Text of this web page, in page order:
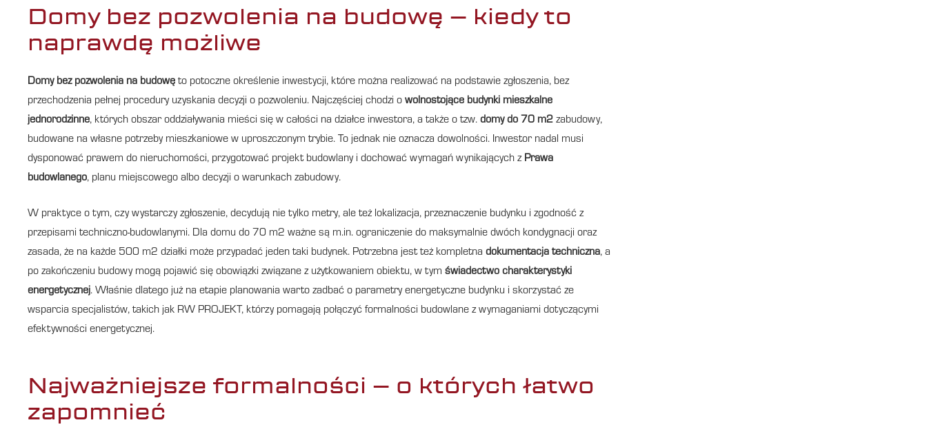
Domy bez pozwolenia na budowę – kiedy to
naprawdę możliwe
Domy bez pozwolenia na budowę to potoczne określenie inwestycji, które można realizować na podstawie zgłoszenia, bez
przechodzenia pełnej procedury uzyskania decyzji o pozwoleniu. Najczęściej chodzi o wolnostojące budynki mieszkalne
jednorodzinne, których obszar oddziaływania mieści się w całości na działce inwestora, a także o tzw. domy do 70 m2 zabudowy,
budowane na własne potrzeby mieszkaniowe w uproszczonym trybie. To jednak nie oznacza dowolności. Inwestor nadal musi
dysponować prawem do nieruchomości, przygotować projekt budowlany i dochować wymagań wynikających z Prawa
budowlanego, planu miejscowego albo decyzji o warunkach zabudowy.
W praktyce o tym, czy wystarczy zgłoszenie, decydują nie tylko metry, ale też lokalizacja, przeznaczenie budynku i zgodność z
przepisami techniczno-budowlanymi. Dla domu do 70 m2 ważne są m.in. ograniczenie do maksymalnie dwóch kondygnacji oraz
zasada, że na każde 500 m2 działki może przypadać jeden taki budynek. Potrzebna jest też kompletna dokumentacja techniczna, a
po zakończeniu budowy mogą pojawić się obowiązki związane z użytkowaniem obiektu, w tym świadectwo charakterystyki
energetycznej. Właśnie dlatego już na etapie planowania warto zadbać o parametry energetyczne budynku i skorzystać ze
wsparcia specjalistów, takich jak RW PROJEKT, którzy pomagają połączyć formalności budowlane z wymaganiami dotyczącymi
efektywności energetycznej.
Najważniejsze formalności – o których łatwo
zapomnieć